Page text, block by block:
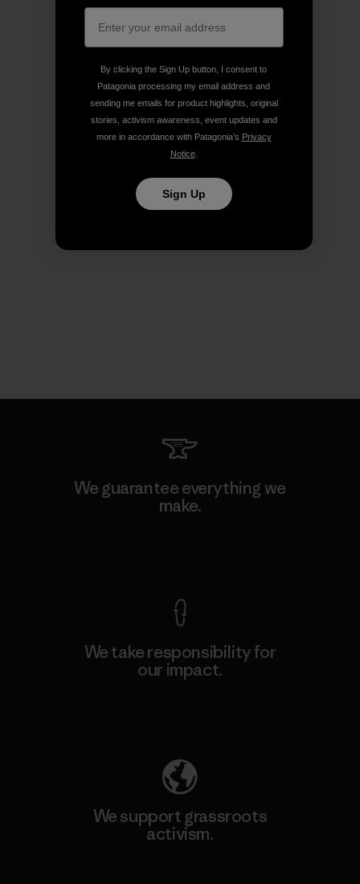
We guarantee everything we
make.
We take responsibility for
our impact.
We support grassroots
activism.
By clicking the Sign Up button, I consent to
Patagonia processing my email address and
sending me emails for product highlights, original
stories, activism awareness, event updates and
more in accordance with Patagonia’s Privacy
Notice.
Sign Up